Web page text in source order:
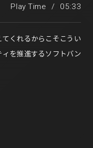
Play Time / 05:33
くれるからこそこうい
を推進するソフトバン